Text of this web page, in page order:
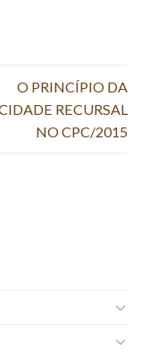
O PRINCÍPIO DA
RECURSAL
NO CPC/2015